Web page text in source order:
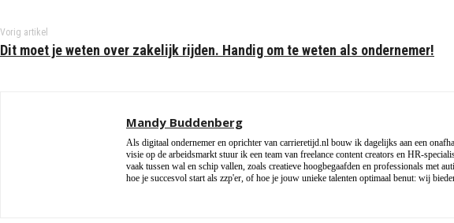
Vorig artikel
Dit moet je weten over zakelijk rijden. Handig om te weten als ondernemer!
Mandy Buddenberg
Als digitaal ondernemer en oprichter van carrieretijd.nl bouw ik dagelijks aan een
visie op de arbeidsmarkt stuur ik een team van freelance content creators en HR-
vaak tussen wal en schip vallen, zoals creatieve hoogbegaafden en professionals met
hoe je succesvol start als zzp'er, of hoe je jouw unieke talenten optimaal benut: wij